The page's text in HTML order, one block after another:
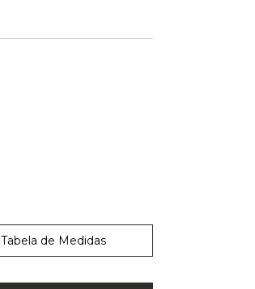
Tabela de Medidas